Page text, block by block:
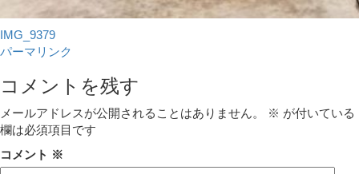
IMG_9379
パーマリンク
コメントを残す
メールアドレスが公開されることはありません。 ※ が付いている
欄は必須項目です
コメント ※